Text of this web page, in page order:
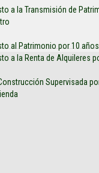
a la Transmisión de
al Patrimonio por 10 años
a la Renta de Alquileres
Supervisada